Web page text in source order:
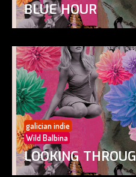
BLUE HOUR
galician indie
Wild Balbina
LOOKING